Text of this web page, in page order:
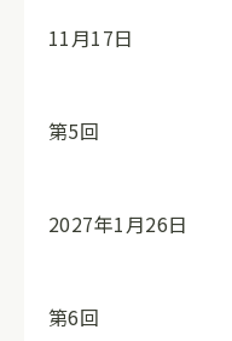
11月17日
第5回
2027年1月26日
第6回